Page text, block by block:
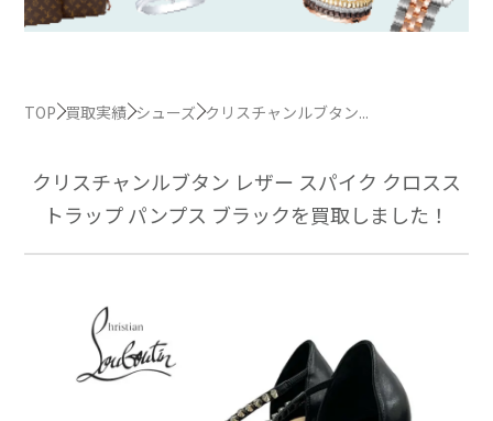
TOP 買取実績 シューズ クリスチャンルブタン...
クリスチャンルブタン レザー スパイク クロスス
トラップ パンプス ブラックを買取しました！